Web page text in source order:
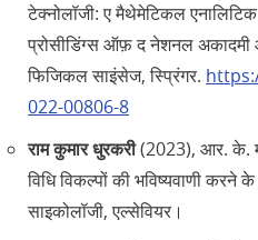
टेक्नोलॉजी: ए मैथेमेटिकल
प्रोसीडिंग्स ऑफ़ द नेशनल
फिजिकल साइंसेज, स्प्रिंगर.
022-00806-8
राम कुमार धुरकरी(2023), आर. के.
विधि विकल्पों की भविष्यवाणी
साइकोलॉजी, एल्सेवियर।